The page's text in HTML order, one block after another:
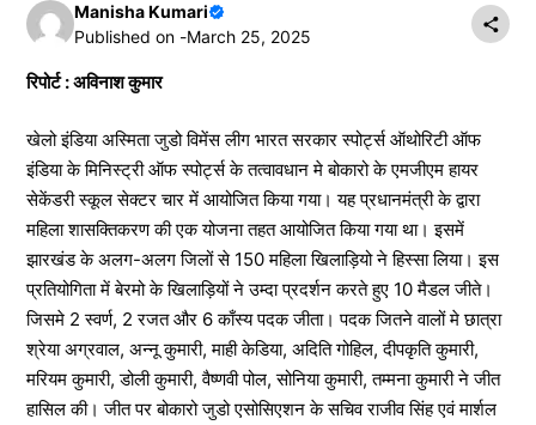
Manisha Kumari
Published on -March 25, 2025
रिपोर्ट : अविनाश कुमार
खेलो इंडिया अस्मिता जुडो विमेंस लीग भारत सरकार स्पोर्ट्स ऑथोरिटी ऑफ
इंडिया के मिनिस्ट्री ऑफ स्पोर्ट्स के तत्वावधान मे बोकारो के एमजीएम हायर
सेकेंडरी स्कूल सेक्टर चार में आयोजित किया गया। यह प्रधानमंत्री के द्वारा
महिला शासक्तिकरण की एक योजना तहत आयोजित किया गया था। इसमें
झारखंड के अलग-अलग जिलों से 150 महिला खिलाड़ियो ने हिस्सा लिया। इस
प्रतियोगिता में बेरमो के खिलाड़ियों ने उम्दा प्रदर्शन करते हुए 10 मैडल जीते।
जिसमे 2 स्वर्ण, 2 रजत और 6 काँस्य पदक जीता। पदक जितने वालों मे छात्रा
श्रेया अग्रवाल, अन्नू कुमारी, माही केडिया, अदिति गोहिल, दीपकृति कुमारी,
मरियम कुमारी, डोली कुमारी, वैष्णवी पोल, सोनिया कुमारी, तम्मना कुमारी ने जीत
हासिल की। जीत पर बोकारो जुडो एसोसिएशन के सचिव राजीव सिंह एवं मार्शल